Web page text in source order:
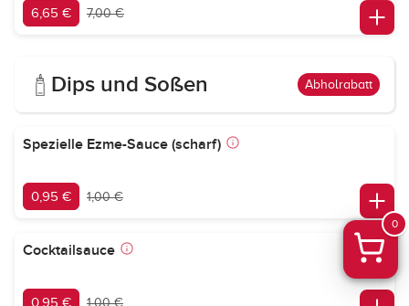
6,65 € 7,00 €
Dips und Soßen Abholrabatt
Spezielle Ezme-Sauce (scharf)
0,95 € 1,00 €
Cocktailsauce
0,95 € 1,00 €
0